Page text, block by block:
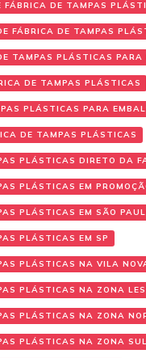
FÁBRICA DE TAMPAS
FÁBRICA DE TAMPAS
TAMPAS PLÁSTICAS PARA
DE TAMPAS PLÁSTICAS
PLÁSTICAS PARA
DE TAMPAS PLÁSTICAS
PLÁSTICAS DIRETO DA
PLÁSTICAS EM
PLÁSTICAS EM SÃO
PLÁSTICAS EM SP
PLÁSTICAS NA VILA
PLÁSTICAS NA ZONA
PLÁSTICAS NA ZONA
PLÁSTICAS NA ZONA SUL